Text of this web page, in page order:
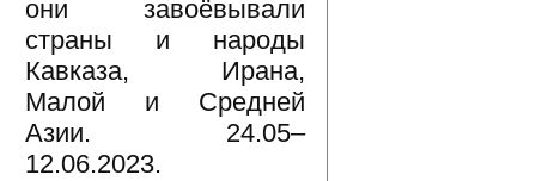
они завоёвывали
страны и народы
Кавказа, Ирана,
Малой и Средней
Азии. 24.05–
12.06.2023.